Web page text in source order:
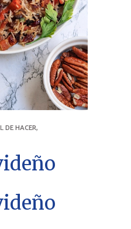
DE HACER,